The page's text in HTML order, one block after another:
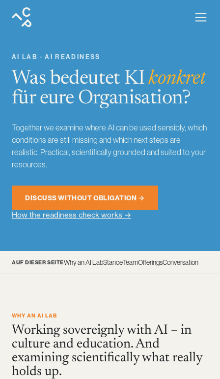
AI LAB · AI READINESS
Was bedeutet KIkonkret
für eure Organisation?
Together we examine where AI can be used sensibly, which
conditions are still missing and which next steps are
realistic. Practical, scientifically grounded and suited to your
resources.
DISCUSS WITHOUT OBLIGATION →
How the readiness check works →
AUF DIESER SEITEWhy an AI LabStanceTeamOfferingsConversation
WHY AN AI LAB
Working sovereignly with AI – in
culture and education. And
examining scientifically what really
holds up.